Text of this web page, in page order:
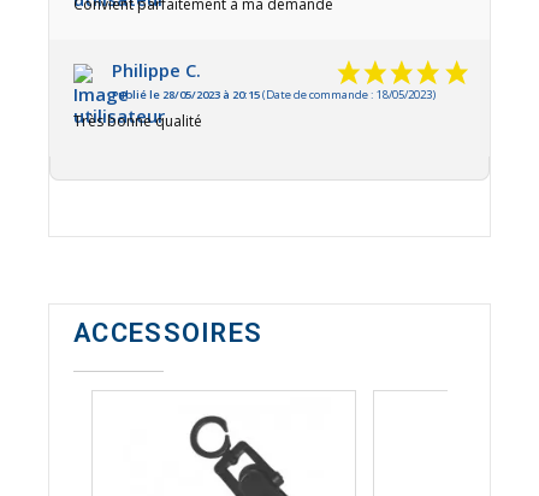
Convient parfaitement à ma demande
Philippe C.
Publié le 28/05/2023 à 20:15(Date de commande : 18/05/2023)
Très bonne qualité
ACCESSOIRES